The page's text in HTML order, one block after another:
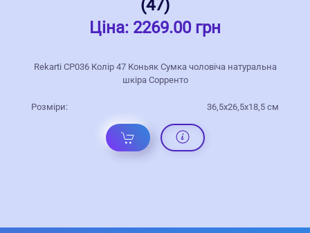
(47)
Ціна: 2269.00 грн
Rekarti СР036 Колір 47 Коньяк Сумка чоловіча натуральна
шкіра Сорренто
Розміри: 36,5х26,5х18,5 см